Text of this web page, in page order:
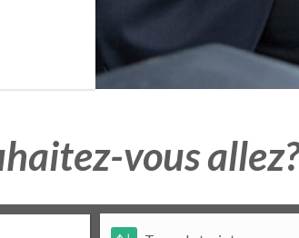
vous allez?